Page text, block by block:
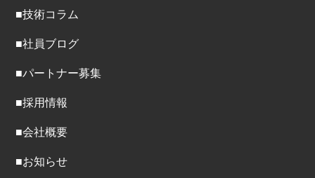
■技術コラム
■社員ブログ
■パートナー募集
■採用情報
■会社概要
■お知らせ